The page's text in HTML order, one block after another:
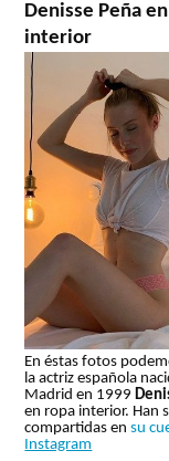
Denisse Peña
interior
En éstas fotos
la actriz española
Madrid en 1999
en ropa interior. Han
compartidas ensu
Instagram